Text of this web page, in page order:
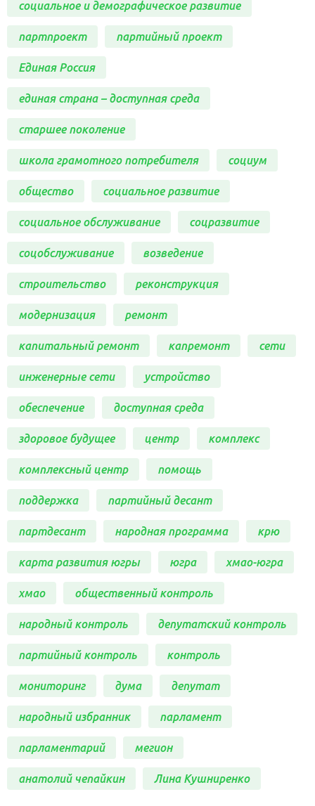
социальное и демографическое развитие
партпроект партийный проект
Единая Россия
единая страна – доступная среда
старшее поколение
школа грамотного потребителя социум
общество социальное развитие
социальное обслуживание соцразвитие
соцобслуживание возведение
строительство реконструкция
модернизация ремонт
капитальный ремонт капремонт сети
инженерные сети устройство
обеспечение доступная среда
здоровое будущее центр комплекс
комплексный центр помощь
поддержка партийный десант
партдесант народная программа крю
карта развития югры югра хмао-югра
хмао общественный контроль
народный контроль депутатский контроль
партийный контроль контроль
мониторинг дума депутат
народный избранник парламент
парламентарий мегион
анатолий чепайкин Лина Кушниренко